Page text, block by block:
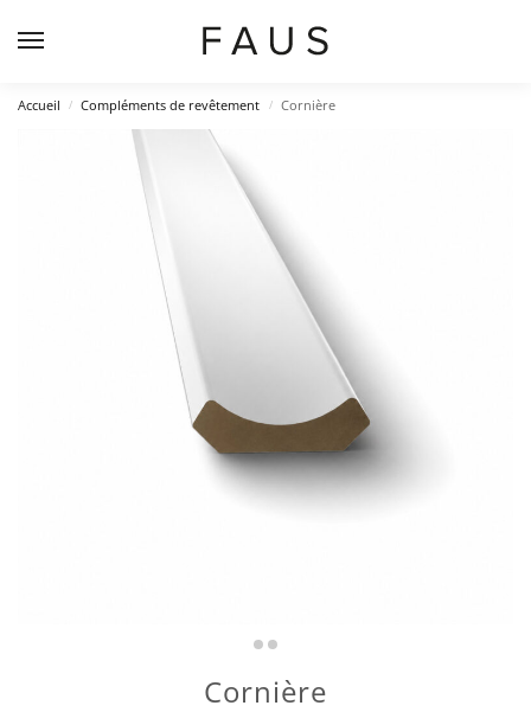
Accueil / Compléments de revêtement / Cornière
Cornière